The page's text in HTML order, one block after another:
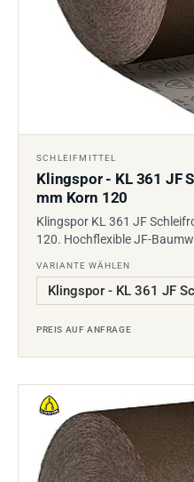
SCHLEIFMITTEL
Klingspor - KL 361 JF
mm Korn 120
Klingspor KL 361 JF
120. Hochflexible JF-
VARIANTE WÄHLEN
PREIS AUF ANFRAGE